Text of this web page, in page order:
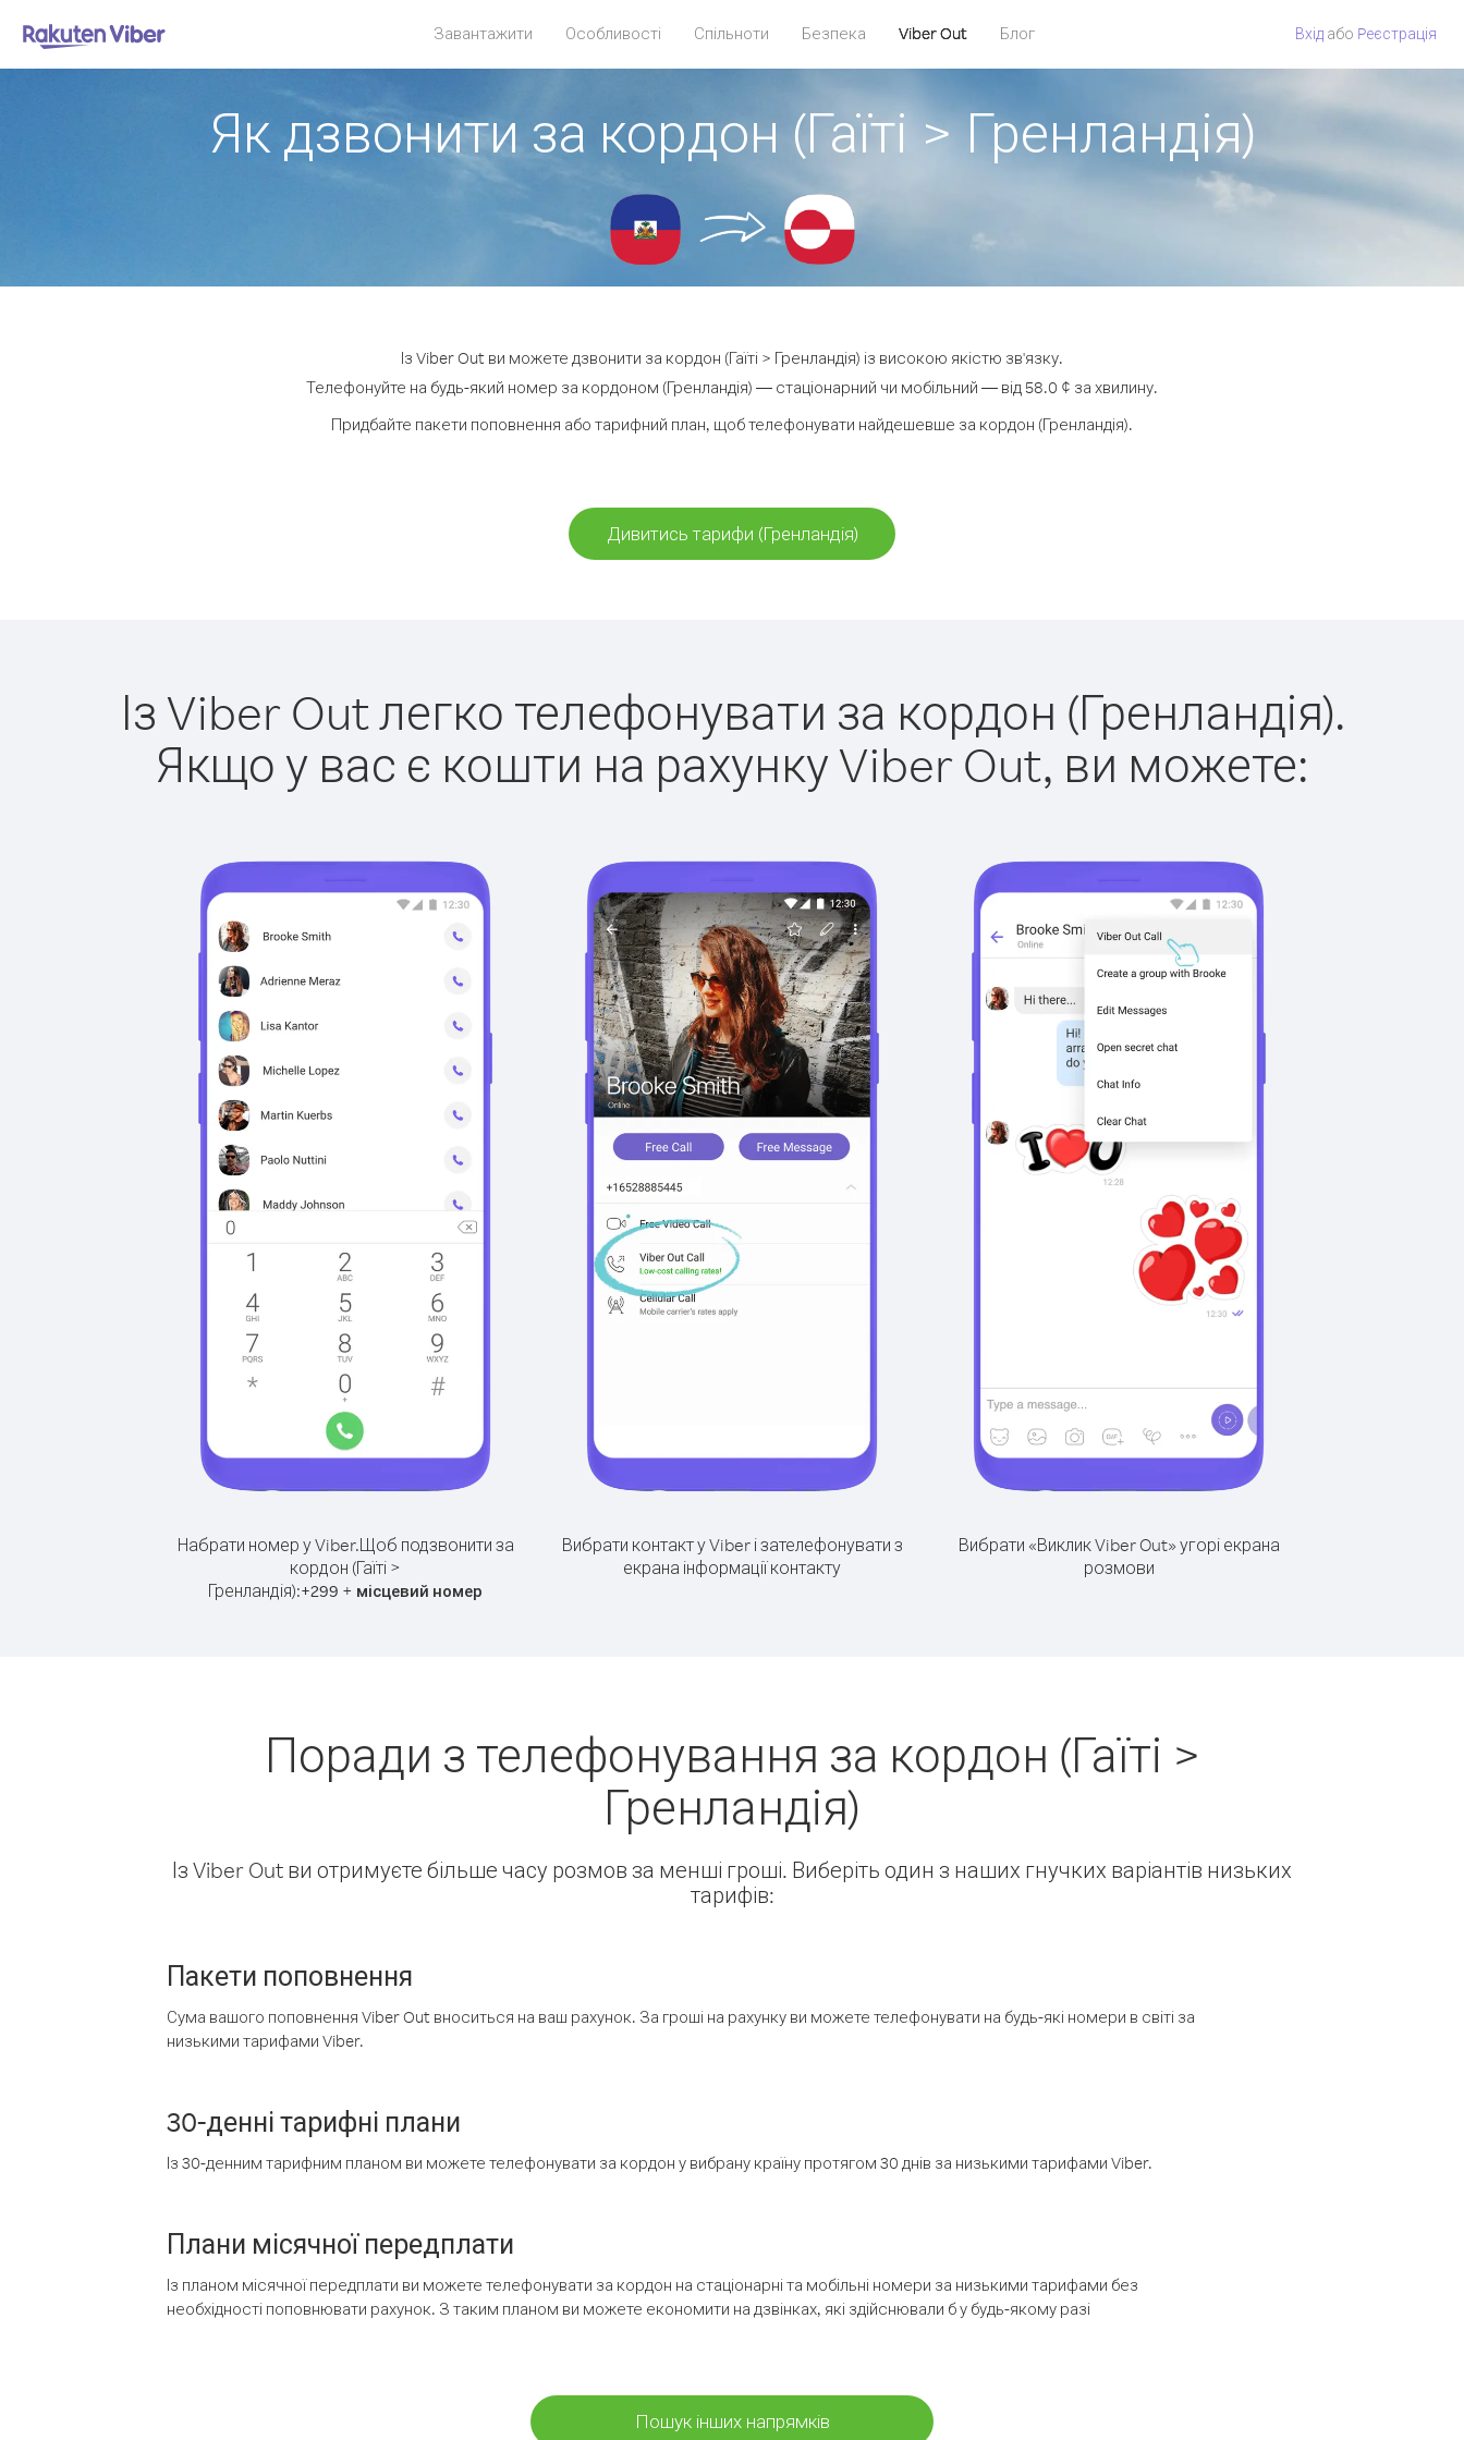
Завантажити Особливості Спільноти Безпека Viber Out Блог Вхід або Pеєстрація
Як дзвонити за кордон (Гаїті > Гренландія)
Із Viber Out ви можете дзвонити за кордон (Гаїті > Гренландія) із високою якістю зв'язку.
Телефонуйте на будь-який номер за кордоном (Гренландія) — стаціонарний чи мобільний — від 58.0 ¢ за хвилину.
Придбайте пакети поповнення або тарифний план, щоб телефонувати найдешевше за кордон (Гренландія).
Дивитись тарифи (Гренландія)
Із Viber Out легко телефонувати за кордон (Гренландія).
Якщо у вас є кошти на рахунку Viber Out, ви можете:
Набрати номер у Viber.Щоб подзвонити за
кордон (Гаїті >
Гренландія):+299 + місцевий номер
Вибрати контакт у Viber і зателефонувати з
екрана інформації контакту
Вибрати «Виклик Viber Out» угорі екрана
розмови
Поради з телефонування за кордон (Гаїті >
Гренландія)
Із Viber Out ви отримуєте більше часу розмов за менші гроші. Виберіть один з наших гнучких варіантів низьких
тарифів:
Пакети поповнення
Сума вашого поповнення Viber Out вноситься на ваш рахунок. За гроші на рахунку ви можете телефонувати на будь-які номери в світі за
низькими тарифами Viber.
30-денні тарифні плани
Із 30-денним тарифним планом ви можете телефонувати за кордон у вибрану країну протягом 30 днів за низькими тарифами Viber.
Плани місячної передплати
Із планом місячної передплати ви можете телефонувати за кордон на стаціонарні та мобільні номери за низькими тарифами без
необхідності поповнювати рахунок. З таким планом ви можете економити на дзвінках, які здійснювали б у будь-якому разі
Пошук інших напрямків